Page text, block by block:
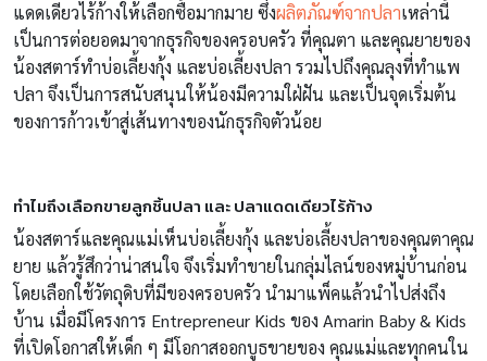
แดดเดียวไร้ก้างให้เลือกซื้อมากมาย ซึ่งผลิตภัณฑ์จากปลาเหล่านี้
เป็นการต่อยอดมาจากธุรกิจของครอบครัว ที่คุณตา และคุณยายของ
น้องสตาร์ทำบ่อเลี้ยงกุ้ง และบ่อเลี้ยงปลา รวมไปถึงคุณลุงที่ทำแพ
ปลา จึงเป็นการสนับสนุนให้น้องมีความใฝ่ฝัน และเป็นจุดเริ่มต้น
ของการก้าวเข้าสู่เส้นทางของนักธุรกิจตัวน้อย
ทำไมถึงเลือกขายลูกชิ้นปลา และ ปลาแดดเดียวไร้ก้าง
น้องสตาร์และคุณแม่เห็นบ่อเลี้ยงกุ้ง และบ่อเลี้ยงปลาของคุณตาคุณ
ยาย แล้วรู้สึกว่าน่าสนใจ จึงเริ่มทำขายในกลุ่มไลน์ของหมู่บ้านก่อน
โดยเลือกใช้วัตถุดิบที่มีของครอบครัว นำมาแพ็คแล้วนำไปส่งถึง
บ้าน เมื่อมีโครงการ Entrepreneur Kids ของ Amarin Baby & Kids
ที่เปิดโอกาสให้เด็ก ๆ มีโอกาสออกบูธขายของ คุณแม่และทุกคนใน